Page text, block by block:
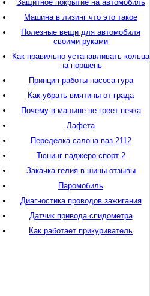
Защитное покрытие на автомобиль
Машина в лизинг что это такое
Полезные вещи для автомобиля
своими руками
Как правильно устанавливать кольца
на поршень
Принцип работы насоса гура
Как убрать вмятины от града
Почему в машине не греет печка
Лафета
Переделка салона ваз 2112
Тюнинг паджеро спорт 2
Закачка гелия в шины отзывы
Паромобиль
Диагностика проводов зажигания
Датчик привода спидометра
Как работает прикуриватель